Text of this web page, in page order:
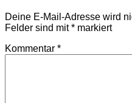
Deine E-Mail-Adresse wird
Felder sind mit* markiert
Kommentar *